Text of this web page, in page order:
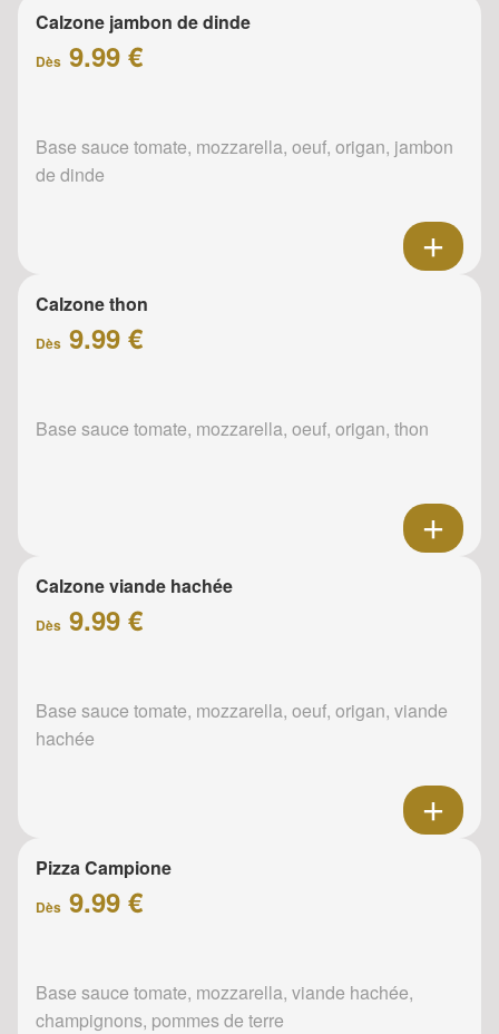
Calzone jambon de dinde
Dès 9.99 €
Base sauce tomate, mozzarella, oeuf, origan, jambon
de dinde
Calzone thon
Dès 9.99 €
Base sauce tomate, mozzarella, oeuf, origan, thon
Calzone viande hachée
Dès 9.99 €
Base sauce tomate, mozzarella, oeuf, origan, viande
hachée
Pizza Campione
Dès 9.99 €
Base sauce tomate, mozzarella, viande hachée,
champignons, pommes de terre